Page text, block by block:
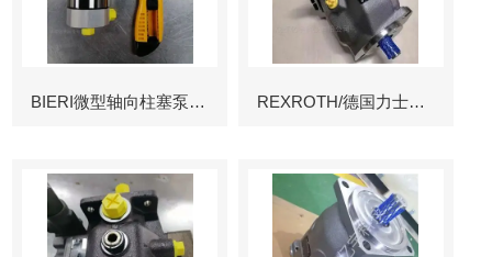
BIERI微型轴向柱塞泵AKP REXROTH/德国力士乐叶片泵